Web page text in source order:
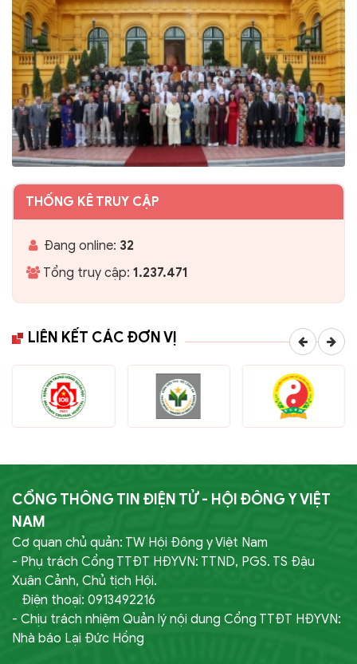
THỐNG KÊ TRUY CẬP
Đang online: 32
Tổng truy cập: 1.237.471
LIÊN KẾT CÁC ĐƠN VỊ
CỔNG THÔNG TIN ĐIỆN TỬ - HỘI ĐÔNG Y VIỆT
NAM
Cơ quan chủ quản: TW Hội Đông y Việt Nam
- Phụ trách Cổng TTĐT HĐYVN: TTND, PGS. TS Đậu
Xuân Cảnh, Chủ tịch Hội.
Điện thoại: 0913492216
- Chịu trách nhiệm Quản lý nội dung Cổng TTĐT HĐYVN:
Nhà báo Lại Đức Hồng